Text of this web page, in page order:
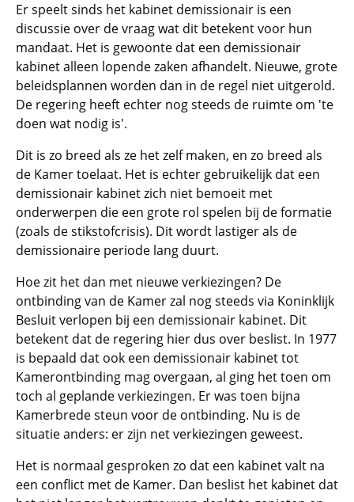
Er speelt sinds het kabinet demissionair is een
discussie over de vraag wat dit betekent voor hun
mandaat. Het is gewoonte dat een demissionair
kabinet alleen lopende zaken afhandelt. Nieuwe, grote
beleidsplannen worden dan in de regel niet uitgerold.
De regering heeft echter nog steeds de ruimte om 'te
doen wat nodig is'.
Dit is zo breed als ze het zelf maken, en zo breed als
de Kamer toelaat. Het is echter gebruikelijk dat een
demissionair kabinet zich niet bemoeit met
onderwerpen die een grote rol spelen bij de formatie
(zoals de stikstofcrisis). Dit wordt lastiger als de
demissionaire periode lang duurt.
Hoe zit het dan met nieuwe verkiezingen? De
ontbinding van de Kamer zal nog steeds via Koninklijk
Besluit verlopen bij een demissionair kabinet. Dit
betekent dat de regering hier dus over beslist. In 1977
is bepaald dat ook een demissionair kabinet tot
Kamerontbinding mag overgaan, al ging het toen om
toch al geplande verkiezingen. Er was toen bijna
Kamerbrede steun voor de ontbinding. Nu is de
situatie anders: er zijn net verkiezingen geweest.
Het is normaal gesproken zo dat een kabinet valt na
een conflict met de Kamer. Dan beslist het kabinet dat